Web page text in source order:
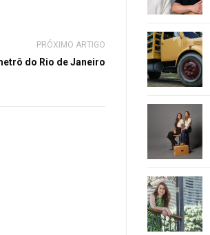
PRÓXIMO ARTIGO
do Rio de Janeiro